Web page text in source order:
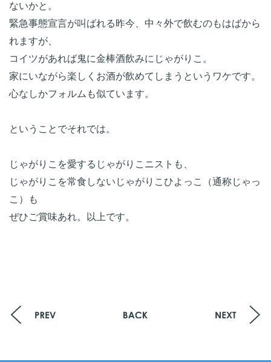
ないかと。
緊急事態宣言が叫ばれる昨今、中々外で飲むのもはばから
れますが、
コイツがあれば鬼に金棒酒飲みにじゃがりこ。
家にいながら楽しくお酒が飲めてしまうというワケです。
心なしかフォルムも似ています。
ということでそれでは。
じゃがりこを愛するじゃがりこニストも、
じゃがりこを常食しないじゃがりこひよっこ（通称じゃっ
こ）も
ぜひご賞味あれ。以上です。